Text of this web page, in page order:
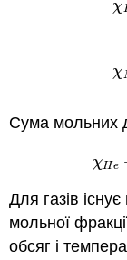
χ
χ
χ
χ
Сума мольних
χHe
χ
Для газів
мольної
обсяг і